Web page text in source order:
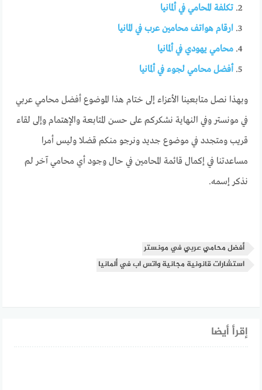
تكلفة المحامي في ألمانيا
ارقام هواتف محامين عرب في المانيا
محامي يهودي في ألمانيا
أفضل محامي لجوء في ألمانيا
وبهذا نصل متابعينا الأعزاء إلى ختام هذا الموضوع أفضل محامي عربي
في مونستر وفي النهاية نشكركم على حسن المتابعة والإهتمام وإلى لقاء
قريب ومتجدد في موضوع جديد ونرجو منكم قضلا وليس أمرا
مساعدتنا في إكمال قائمة المحامين في حال وجود أي محامي آخر لم
نذكر إسمه.
أفضل محامي عربي في مونستر
استشارات قانونية مجانية واتس اب في ألمانيا
إقرأ أيضا